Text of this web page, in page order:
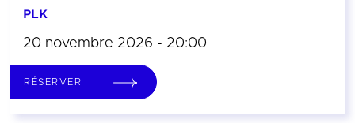
PLK
20 novembre 2026 - 20:00
RÉSERVER